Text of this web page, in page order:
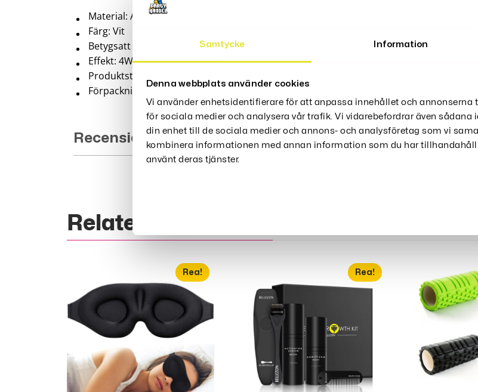
Samtycke Information
Denna webbplats använder cookies
Vi använder enhetsidentifierare för att anpassa innehållet och
för sociala medier och analysera vår trafik. Vi vidarebefordrar även
din enhet till de sociala medier och annons- och analysföretag som vi
kombinera informationen med annan information som du har
använt deras tjänster.
Material: ABS-kropp, legeringsklipphuvud, nagellack polerat med nano-glas
Färg: Vit
Betygsatt ingång: 5V=0.3A
Effekt: 4W
Produktstorlek: 85*68*30mm
Förpackningslista: 1* Vit huvudenhet 1* Typ-C-laddningskabel 1* Rengöringsborste 1*
Recensioner (0)
Relaterade Produkter
Rea! Rea!